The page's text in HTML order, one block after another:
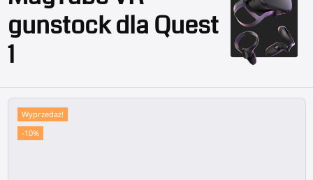
gunstock dla Quest
1
Wyprzedaż!
-10%